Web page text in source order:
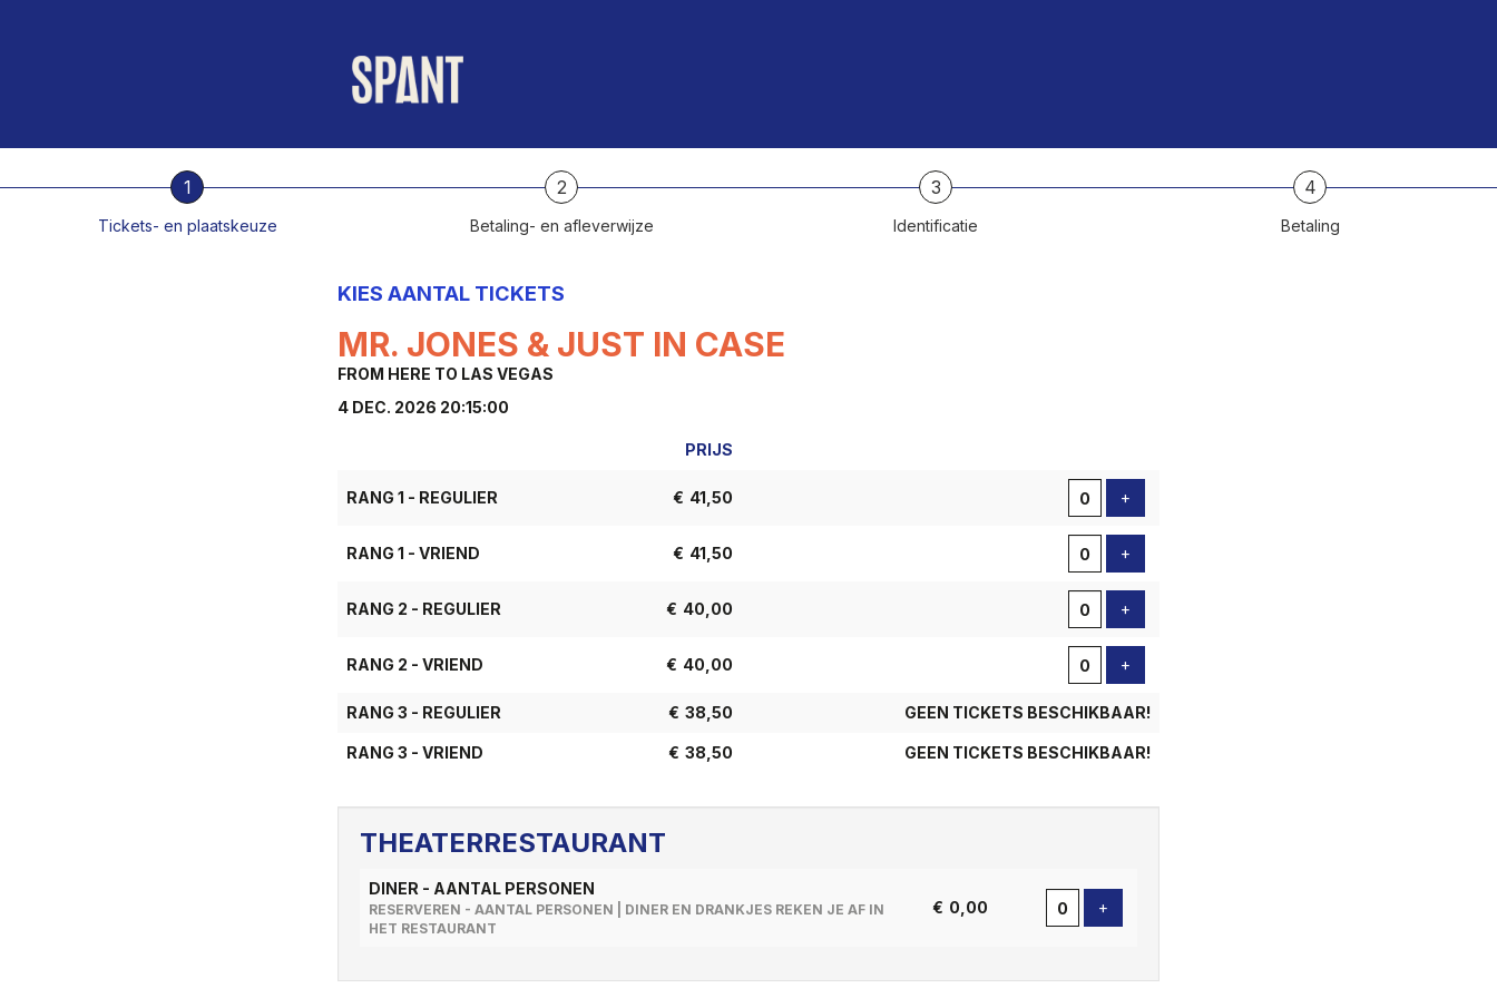
1
Tickets- en plaatskeuze
2
Betaling- en afleverwijze
3
Identificatie
4
Betaling
KIES AANTAL TICKETS
MR. JONES & JUST IN CASE
FROM HERE TO LAS VEGAS
4 DEC. 2026 20:15:00
PRIJS
RANG 1 - REGULIER
€ 41,50 +
RANG 1 - VRIEND € 41,50 +
RANG 2 - REGULIER € 40,00 +
RANG 2 - VRIEND € 40,00 +
RANG 3 - REGULIER € 38,50 GEEN TICKETS BESCHIKBAAR!
RANG 3 - VRIEND € 38,50 GEEN TICKETS BESCHIKBAAR!
THEATERRESTAURANT
TYPE PRIJS FEE
DINER - AANTAL PERSONEN
RESERVEREN - AANTAL PERSONEN | DINER EN DRANKJES REKEN JE AF IN
HET RESTAURANT
€ 0,00 +